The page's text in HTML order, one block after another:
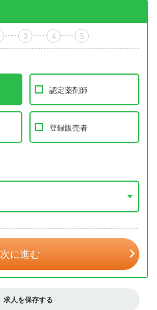
3 4 5
認定薬剤師
登録販売者
次に進む
求人を保存する